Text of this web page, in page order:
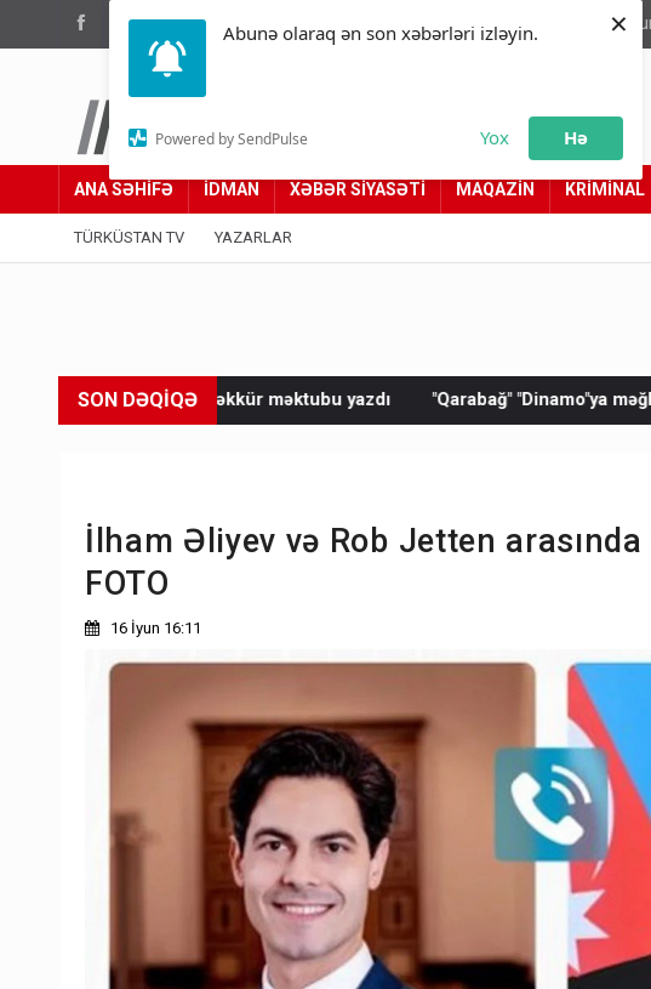
Abunə olaraq ən son xəbərləri izləyin.
Powered by SendPulse Yox Hə
×
(012) 449 94 05
Türküstan.az
Adımız yolumuzdur
ANA SƏHİFƏ İDMAN XƏBƏR SİYASƏTİ MAQAZİN KRİMİNAL
TÜRKÜSTAN TV YAZARLAR
SON DƏQİQƏ
məktubu yazdı "Qarabağ" "Dinamo"ya məğlub oldu Rusiya
İlham Əliyev və Rob Jetten arasında
FOTO
16 İyun 16:11